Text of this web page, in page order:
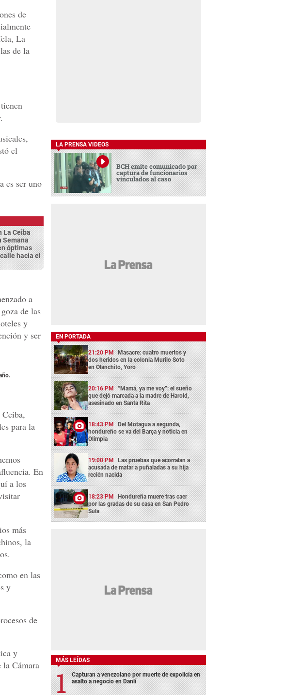
de
La
de la
el
es ser uno
La Ceiba
Semana
óptimas
hacia el
a
de las
y
y ser
para la
En
a los
más
la
en las
y
de
y
la Cámara
LA PRENSA VIDEOS
BCH emite comunicado por
captura de funcionarios
vinculados al caso
EN PORTADA
21:20 PM Masacre: cuatro muertos y
dos heridos en la colonia Murilo Soto
en Olanchito, Yoro
20:16 PM “Mamá, ya me voy”: el sueño
que dejó marcada a la madre de Harold,
asesinado en Santa Rita
18:43 PM Del Motagua a segunda,
hondureño se va del Barça y noticia en
Olimpia
19:00 PM Las pruebas que acorralan a
acusada de matar a puñaladas a su hija
recién nacida
18:23 PM Hondureña muere tras caer
por las gradas de su casa en San Pedro
Sula
MÁS LEÍDAS
Capturan a venezolano por muerte de expolicía en
asalto a negocio en Danlí